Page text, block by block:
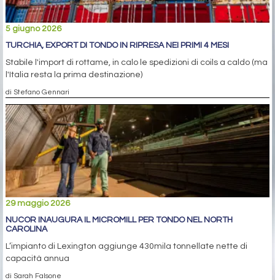
5 giugno 2026
TURCHIA, EXPORT DI TONDO IN RIPRESA NEI PRIMI 4 MESI
Stabile l'import di rottame, in calo le spedizioni di coils a caldo (ma
l'Italia resta la prima destinazione)
di Stefano Gennari
29 maggio 2026
NUCOR INAUGURA IL MICROMILL PER TONDO NEL NORTH
CAROLINA
L’impianto di Lexington aggiunge 430mila tonnellate nette di
capacità annua
di Sarah Falsone